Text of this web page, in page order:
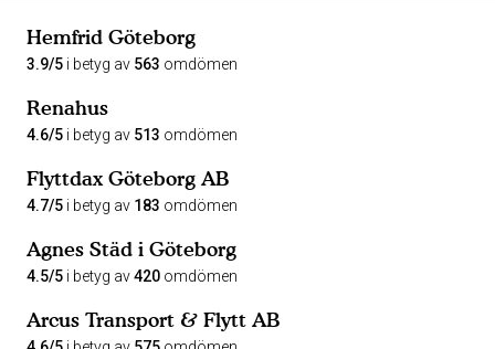
Hemfrid Göteborg
3.9/5 i betyg av 563 omdömen
Renahus
4.6/5 i betyg av 513 omdömen
Flyttdax Göteborg AB
4.7/5 i betyg av 183 omdömen
Agnes Städ i Göteborg
4.5/5 i betyg av420 omdömen
Arcus Transport & Flytt AB